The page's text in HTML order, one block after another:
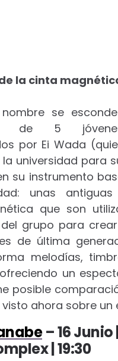
la cinta
se
de 5
por Ei Wada
universidad para
su instrumento
unas
que son
grupo para
de última
melodías,
un
posible
ahora sobre un
– 16 Junio
| 19:30